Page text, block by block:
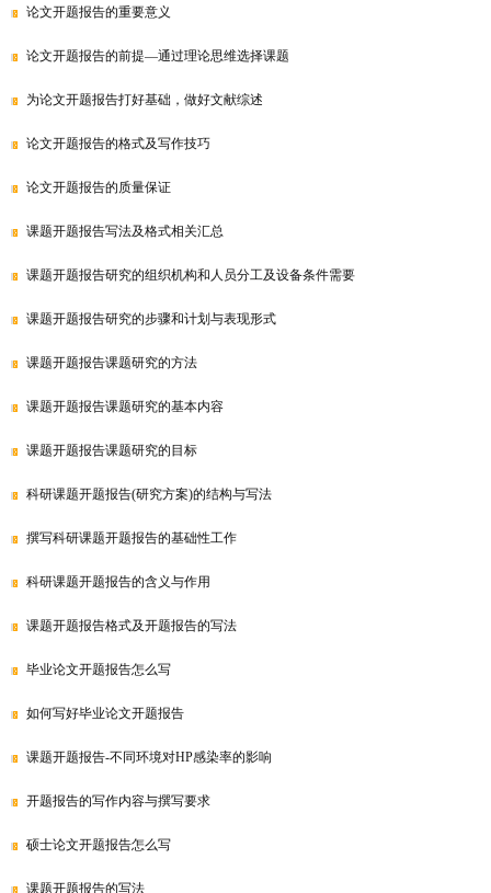
论文开题报告的重要意义
论文开题报告的前提—通过理论思维选择课题
为论文开题报告打好基础，做好文献综述
论文开题报告的格式及写作技巧
论文开题报告的质量保证
课题开题报告写法及格式相关汇总
课题开题报告研究的组织机构和人员分工及设备条件需要
课题开题报告研究的步骤和计划与表现形式
课题开题报告课题研究的方法
课题开题报告课题研究的基本内容
课题开题报告课题研究的目标
科研课题开题报告(研究方案)的结构与写法
撰写科研课题开题报告的基础性工作
科研课题开题报告的含义与作用
课题开题报告格式及开题报告的写法
毕业论文开题报告怎么写
如何写好毕业论文开题报告
课题开题报告-不同环境对HP感染率的影响
开题报告的写作内容与撰写要求
硕士论文开题报告怎么写
课题开题报告的写法